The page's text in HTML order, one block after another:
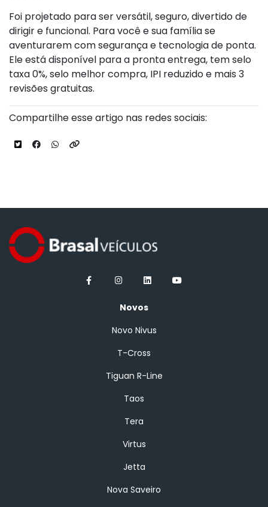
Foi projetado para ser versátil, seguro, divertido de
dirigir e funcional. Para você e sua família se
aventurarem com segurança e tecnologia de ponta.
Ele está disponível para a pronta entrega, tem selo
taxa 0%, selo melhor compra, IPI reduzido e mais 3
revisões gratuitas.
Compartilhe esse artigo nas redes sociais:
Novos
Novo Nivus
T-Cross
Tiguan R-Line
Taos
Tera
Virtus
Jetta
Nova Saveiro